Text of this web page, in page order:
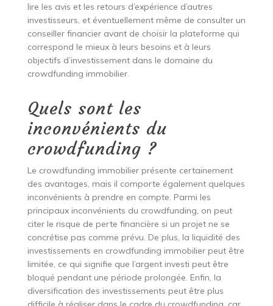
lire les avis et les retours d’expérience d’autres
investisseurs, et éventuellement même de consulter un
conseiller financier avant de choisir la plateforme qui
correspond le mieux à leurs besoins et à leurs
objectifs d’investissement dans le domaine du
crowdfunding immobilier.
Quels sont les
inconvénients du
crowdfunding ?
Le crowdfunding immobilier présente certainement
des avantages, mais il comporte également quelques
inconvénients à prendre en compte. Parmi les
principaux inconvénients du crowdfunding, on peut
citer le risque de perte financière si un projet ne se
concrétise pas comme prévu. De plus, la liquidité des
investissements en crowdfunding immobilier peut être
limitée, ce qui signifie que l’argent investi peut être
bloqué pendant une période prolongée. Enfin, la
diversification des investissements peut être plus